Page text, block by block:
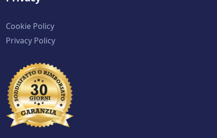
Cookie Policy
Privacy Policy